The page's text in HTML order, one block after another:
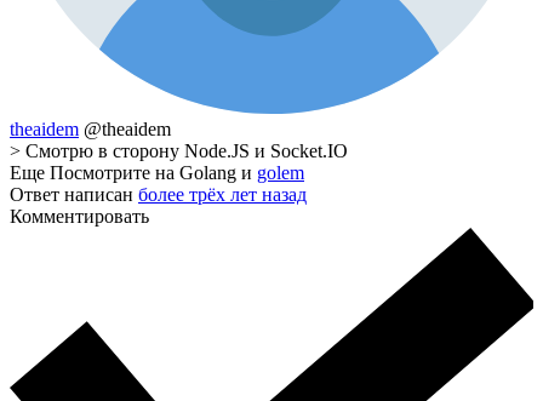
theaidem @theaidem
> Смотрю в сторону Node.JS и Socket.IO
Еще Посмотрите на Golang и golem
Ответ написан более трёх лет назад
Комментировать